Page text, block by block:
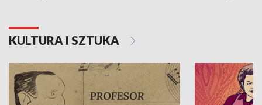
KULTURA I SZTUKA